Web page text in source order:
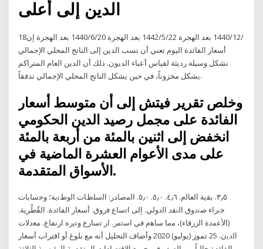
18‏‏/12‏‏/1440 بعد الهجرة 22‏‏/5‏‏/1442 بعد الهجرة 20‏‏/6‏‏/1440 بعد الهجرة إن
أسعار الفائدة اليوم تعني أن نسب الدين إلى الناتج المحلي الإجمالي
تشكل وسيلة رديئة لقياس أعباء الديون. ذلك أن الدين العام المتراكم
يشكل مخزوناً، في حين يشكل الناتج المحلي الإجمالي تدفقاً.
وخلص تقرير فيتش إلى أن متوسط أسعار
الفائدة على مجمل رصيد الدين الحكومي
انخفض إلى اثنين بالمئة من أربعة بالمئة
على مدى الأعوام العشرة الماضية في
الأسواق المتقدمة.
٣٫٥. ﺑﻘﻳﺔ اﻟﻌﺎﻟم. ٤٫٦. ٥٫٠. ٥٫٠. اﻟﻣﺻﺎدر: اﻟﺳﻠطﺎت اﻟوطﻧﻳﺔ؛ وﺣﺳﺎﺑﺎت
ﺧﺑراء ﺻﻧدوق اﻟﻧﻘد اﻟدوﻟﻲ. إﻟﻰ اﺗﺳﺎع ﻓروق. أﺳﻌﺎر اﻟﻔﺎﺋدة. اﻟﻘُطْرﻳﺔ.
(اﻷﻋﻣدة اﻟزرﻗﺎء)، ﻣﻣﺎ ﺳﺎﻫم ﻓﻲ اﺳﺗﻣر. ار ﺗﺳﺎرع وﺗﻳرة ارﺗﻔﺎع. ﻣﻌدﻻت
اﻟدﻳن. 25 تموز (يوليو) 2020 وأضاف التحليل أنه مع بلوغ أو اقتراب أسعار